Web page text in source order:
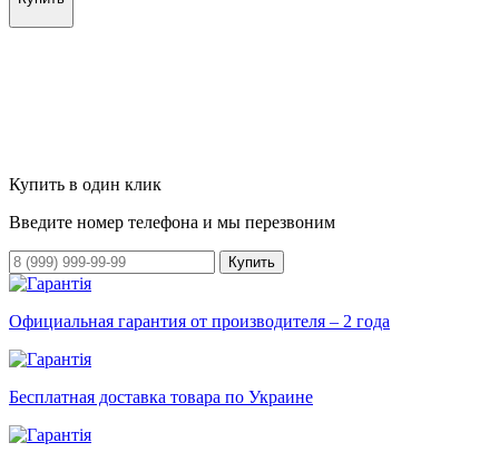
Купить в один клик
Введите номер телефона и мы перезвоним
Купить
Официальная гарантия от производителя – 2 года
Бесплатная доставка товара по Украине